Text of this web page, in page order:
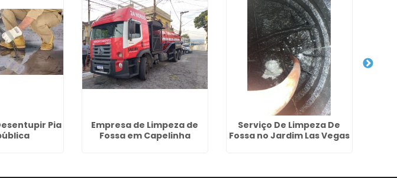
Pia
Empresa de Limpeza de
Fossa em Capelinha
Serviço De Limpeza De
Fossa no Jardim Las Vegas